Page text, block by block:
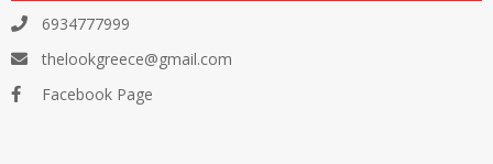
6934777999
thelookgreece@gmail.com
Facebook Page